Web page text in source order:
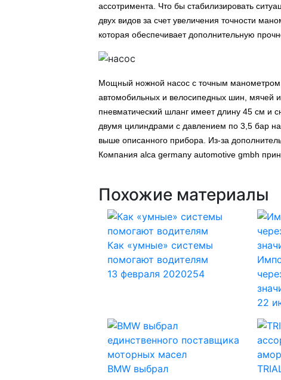
ассотримента. Что бы стабилизировать
двух видов за счет увеличения точности
которая обеспечивает дополнительную
Мощный ножной насос с точным манометром
автомобильных и велосипедных шин, мячей
пневматический шланг имеет длину 45 см и
двумя цилиндрами с давлением по 3,5 бар
выше описанного прибора. Из-за
Компания alca germany automotive gmbh
Похожие материалы
Как «умные» системы
помогают водителям
13 февраля 2020254
22
BMW выбрал